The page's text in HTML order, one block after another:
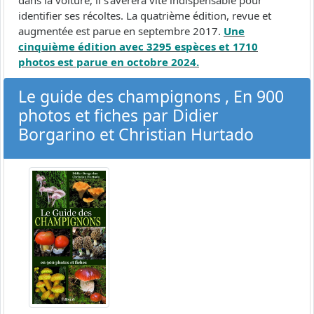
identifier ses récoltes. La quatrième édition, revue et
augmentée est parue en septembre 2017. Une
cinquième édition avec 3295 espèces et 1710
photos est parue en octobre 2024.
Le guide des champignons , En 900
photos et fiches par Didier
Borgarino et Christian Hurtado